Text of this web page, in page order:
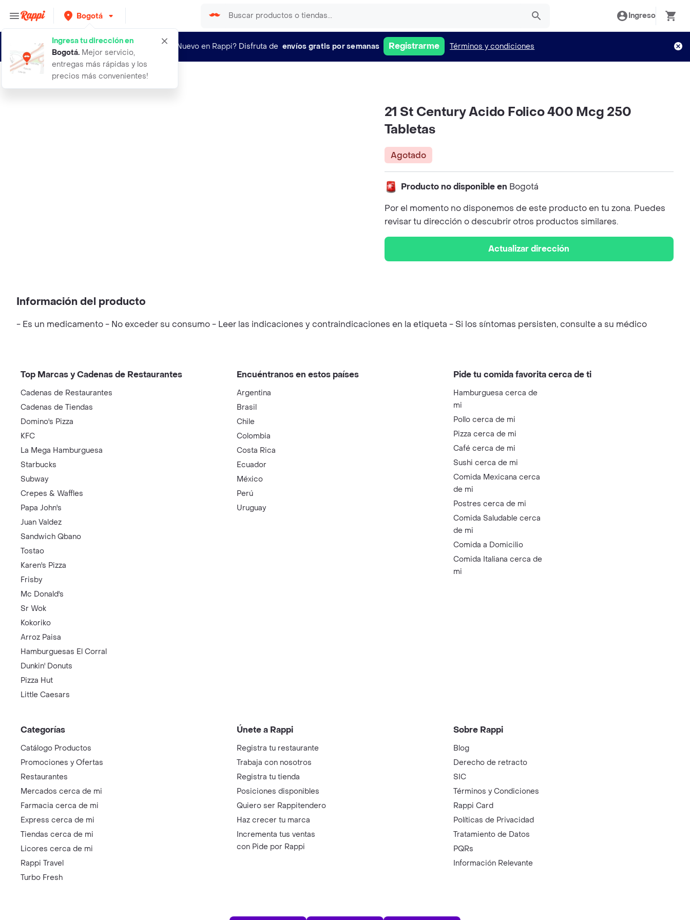
Bogotá
Ingresa tu dirección en
Bogotá. Mejor servicio,
entregas más rápidas y los
precios más convenientes!
Ingreso
¿Nuevo en Rappi? Disfruta de envíos gratis por semanas Registrarme Términos y condiciones
21 st century acido folico 400 mcg
21 St Century Acido Folico 400 Mcg 250
Tabletas
Agotado
Producto no disponible en Bogotá
Por el momento no disponemos de este producto en tu zona. Puedes
revisar tu dirección o descubrir otros productos similares.
Actualizar dirección
Información del producto
- Es un medicamento - No exceder su consumo - Leer las indicaciones y contraindicaciones en la etiqueta - Si los síntomas persisten, consulte a su médico
Top Marcas y Cadenas de Restaurantes
Cadenas de Restaurantes
Cadenas de Tiendas
Domino's Pizza
KFC
La Mega Hamburguesa
Starbucks
Subway
Crepes & Waffles
Papa John's
Juan Valdez
Sandwich Qbano
Tostao
Karen's Pizza
Frisby
Mc Donald's
Sr Wok
Kokoriko
Arroz Paisa
Hamburguesas El Corral
Dunkin' Donuts
Pizza Hut
Little Caesars
Encuéntranos en estos países
Argentina
Brasil
Chile
Colombia
Costa Rica
Ecuador
México
Perú
Uruguay
Pide tu comida favorita cerca de ti
Hamburguesa cerca de
mi
Pollo cerca de mi
Pizza cerca de mi
Café cerca de mi
Sushi cerca de mi
Comida Mexicana cerca
de mi
Postres cerca de mi
Comida Saludable cerca
de mi
Comida a Domicilio
Comida Italiana cerca de
mi
Categorías
Catálogo Productos
Promociones y Ofertas
Restaurantes
Mercados cerca de mi
Farmacia cerca de mi
Express cerca de mi
Tiendas cerca de mi
Licores cerca de mi
Rappi Travel
Turbo Fresh
Únete a Rappi
Registra tu restaurante
Trabaja con nosotros
Registra tu tienda
Posiciones disponibles
Quiero ser Rappitendero
Haz crecer tu marca
Incrementa tus ventas
con Pide por Rappi
Sobre Rappi
Blog
Derecho de retracto
SIC
Términos y Condiciones
Rappi Card
Políticas de Privacidad
Tratamiento de Datos
PQRs
Información Relevante